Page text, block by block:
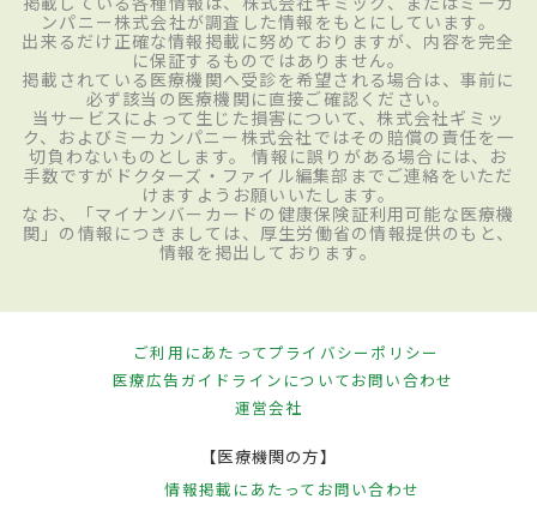
ンパニー株式会社が調査した情報をもとにしています。
出来るだけ正確な情報掲載に努めておりますが、内容を完全
に保証するものではありません。
掲載されている医療機関へ受診を希望される場合は、事前に
必ず該当の医療機関に直接ご確認ください。
当サービスによって生じた損害について、株式会社ギミッ
ク、およびミーカンパニー株式会社ではその賠償の責任を一
切負わないものとします。 情報に誤りがある場合には、お
手数ですがドクターズ・ファイル編集部までご連絡をいただ
けますようお願いいたします。
なお、「マイナンバーカードの健康保険証利用可能な医療機
関」の情報につきましては、厚生労働省の情報提供のもと、
情報を掲出しております。
ご利用にあたってプライバシーポリシー
医療広告ガイドラインについてお問い合わせ
運営会社
【医療機関の方】
情報掲載にあたって お問い合わせ